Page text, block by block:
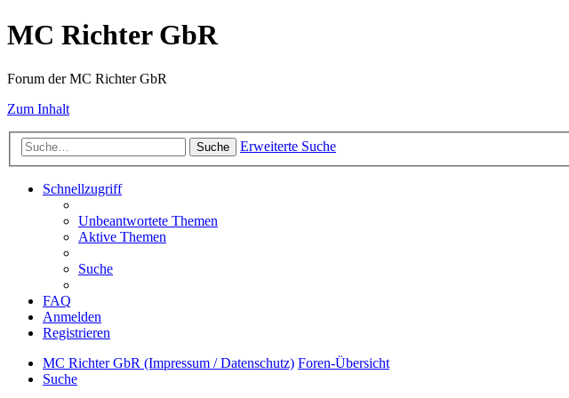
MC Richter GbR
Forum der MC Richter GbR
Zum Inhalt
Suche Erweiterte Suche
Schnellzugriff
Unbeantwortete Themen
Aktive Themen
Suche
FAQ
Anmelden
Registrieren
MC Richter GbR (Impressum / Datenschutz) Foren-Übersicht
Suche